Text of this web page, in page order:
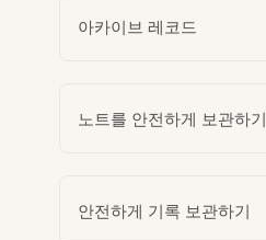
아카이브 레코드
노트를 안전하게 보관하기
안전하게 기록 보관하기